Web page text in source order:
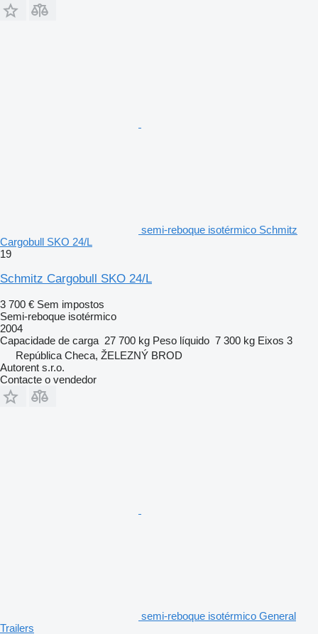
semi-reboque isotérmico Schmitz
Cargobull SKO 24/L
19
Schmitz Cargobull SKO 24/L
3 700 € Sem impostos
Semi-reboque isotérmico
2004
Capacidade de carga 27 700 kg Peso líquido 7 300 kg Eixos 3
República Checa, ŽELEZNÝ BROD
Autorent s.r.o.
Contacte o vendedor
semi-reboque isotérmico General
Trailers